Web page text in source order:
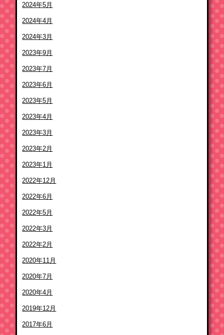
2024年5月
2024年4月
2024年3月
2023年9月
2023年7月
2023年6月
2023年5月
2023年4月
2023年3月
2023年2月
2023年1月
2022年12月
2022年6月
2022年5月
2022年3月
2022年2月
2020年11月
2020年7月
2020年4月
2019年12月
2017年6月